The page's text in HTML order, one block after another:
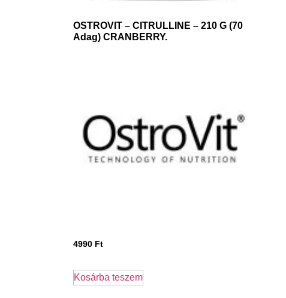
OSTROVIT – CITRULLINE – 210 G (70
Adag) CRANBERRY.
4990 Ft
Kosárba teszem